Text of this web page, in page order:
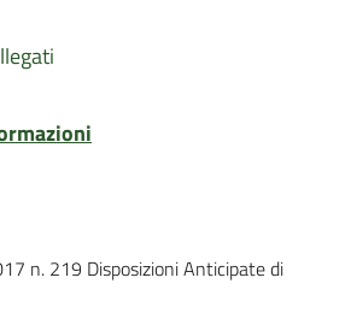
n. 219 Disposizioni Anticipate di